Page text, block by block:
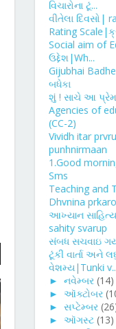
વિચારોના ટૂં...
વીતેલા દિવસો|
Rating
Social aim of
ઉદ્દેશ|Wh...
Gijubhai
બધેકા
શું ! સાચે આ પ્રેમ
Agencies of
(CC-2)
Vividh itar
punhnirmaan
1.Good
Sms
Teaching and
Dhvnina
આખ્યાન
sahity svarup
સંબધ સચવાઇ
ટૂંકી વાર્તા અને
વેશમ્ય|Tunki
► નવેમ્બર (14)
► ઑક્ટોબર
► સપ્ટેમ્બર
► ઑગસ્ટ (13)